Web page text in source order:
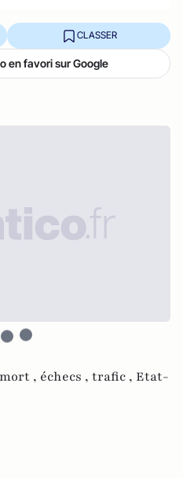
CLASSER
en favori sur Google
mort , échecs , trafic , Etat-